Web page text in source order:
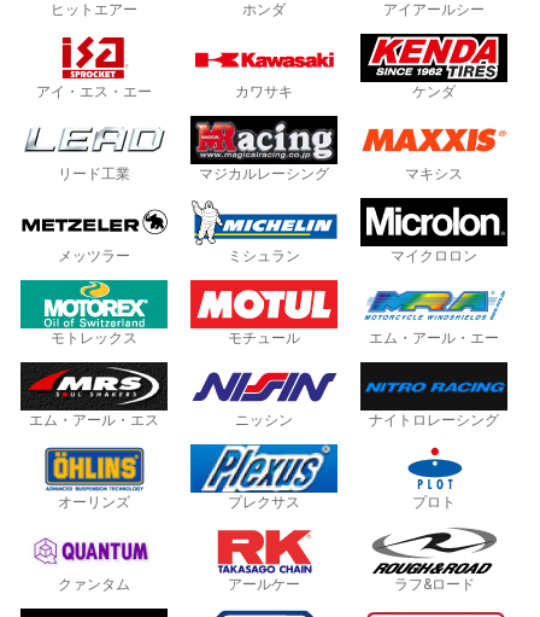
ヒットエアー ホンダ アイアールシー
アイ・エス・エー カワサキ ケンダ
リード工業 マジカルレーシング マキシス
メッツラー ミシュラン マイクロロン
モトレックス モチュール エム・アール・エー
エム・アール・エス ニッシン ナイトロレーシング
オーリンズ プレクサス プロト
クァンタム アールケー ラフ&ロード